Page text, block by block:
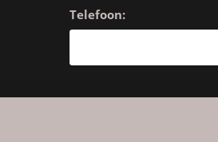
Telefoon: